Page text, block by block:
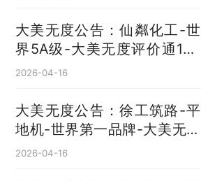
大美无度公告：仙粼化工-世
界5A级-大美无度评价通193
国
2026-04-16
大美无度公告：徐工筑路-平
地机‌-世界第一品牌-大美无度
评价通193国
2026-04-16